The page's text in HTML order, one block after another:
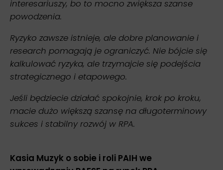
interesariuszy, bo to mocno zwiększa szanse
powodzenia.
Ryzyko zawsze istnieje, ale dobre planowanie i
research pomagają je ograniczyć. Nie bójcie się
kalkulować ryzyka, ale trzymajcie się podejścia
strategicznego i etapowego.
Jeśli będziecie działać spokojnie, krok po kroku,
macie dużo większą szansę na długoterminowy
sukces i stabilny rozwój w RPA.
Kasia Muzyk o sobie i roli PAIH we